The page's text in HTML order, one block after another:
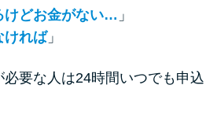
けどお金がない… 」
ければ」
要な人は24時間いつでも申込